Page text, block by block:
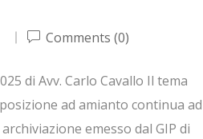
Comments (0)
di Avv. Carlo Cavallo Il tema
ad amianto continua ad
emesso dal GIP di